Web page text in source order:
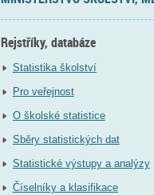
Rejstříky, databáze
Statistika školství
Pro veřejnost
O školské statistice
Sběry statistických dat
Statistické výstupy a analýzy
Číselníky a klasifikace